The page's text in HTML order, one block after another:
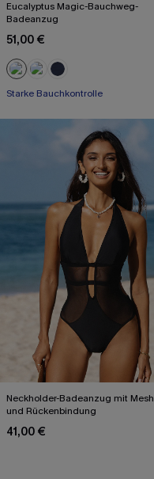
Eucalyptus Magic-Bauchweg-
Badeanzug
51,00 €
Starke Bauchkontrolle
Neckholder-Badeanzug mit Mesh
und Rückenbindung
41,00 €